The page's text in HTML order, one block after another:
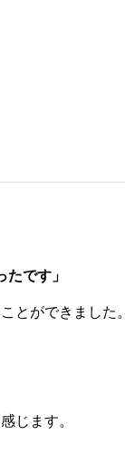
です」
とができました。
じます。